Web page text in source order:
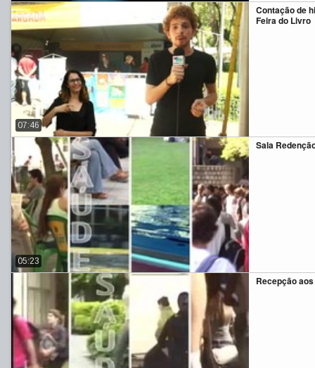
Contação de
Feira do Livro
07:46
Sala
05:23
Recepção